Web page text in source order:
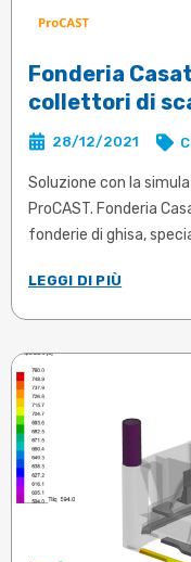
Fonderia
collettori di
28/12/2021
Soluzione con la
ProCAST. Fonderia
fonderie di ghisa,
investito
LEGGI DI PIÙ